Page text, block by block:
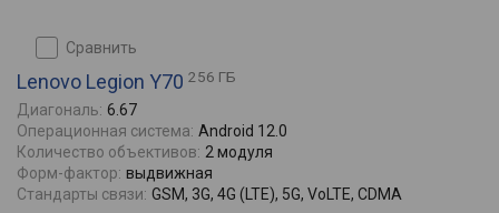
сравнить
Lenovo Legion Y70 256 ГБ
Диагональ: 6.67
Операционная система: Android 12.0
Количество объективов: 2 модуля
Форм-фактор: выдвижная
Стандарты связи: GSM, 3G, 4G (LTE), 5G, VoLTE, CDMA